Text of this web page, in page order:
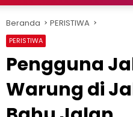
Beranda PERISTIWA
PERISTIWA
Pengguna
Warung di